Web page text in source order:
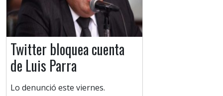
Twitter bloquea cuenta
de Luis Parra
Lo denunció este viernes.